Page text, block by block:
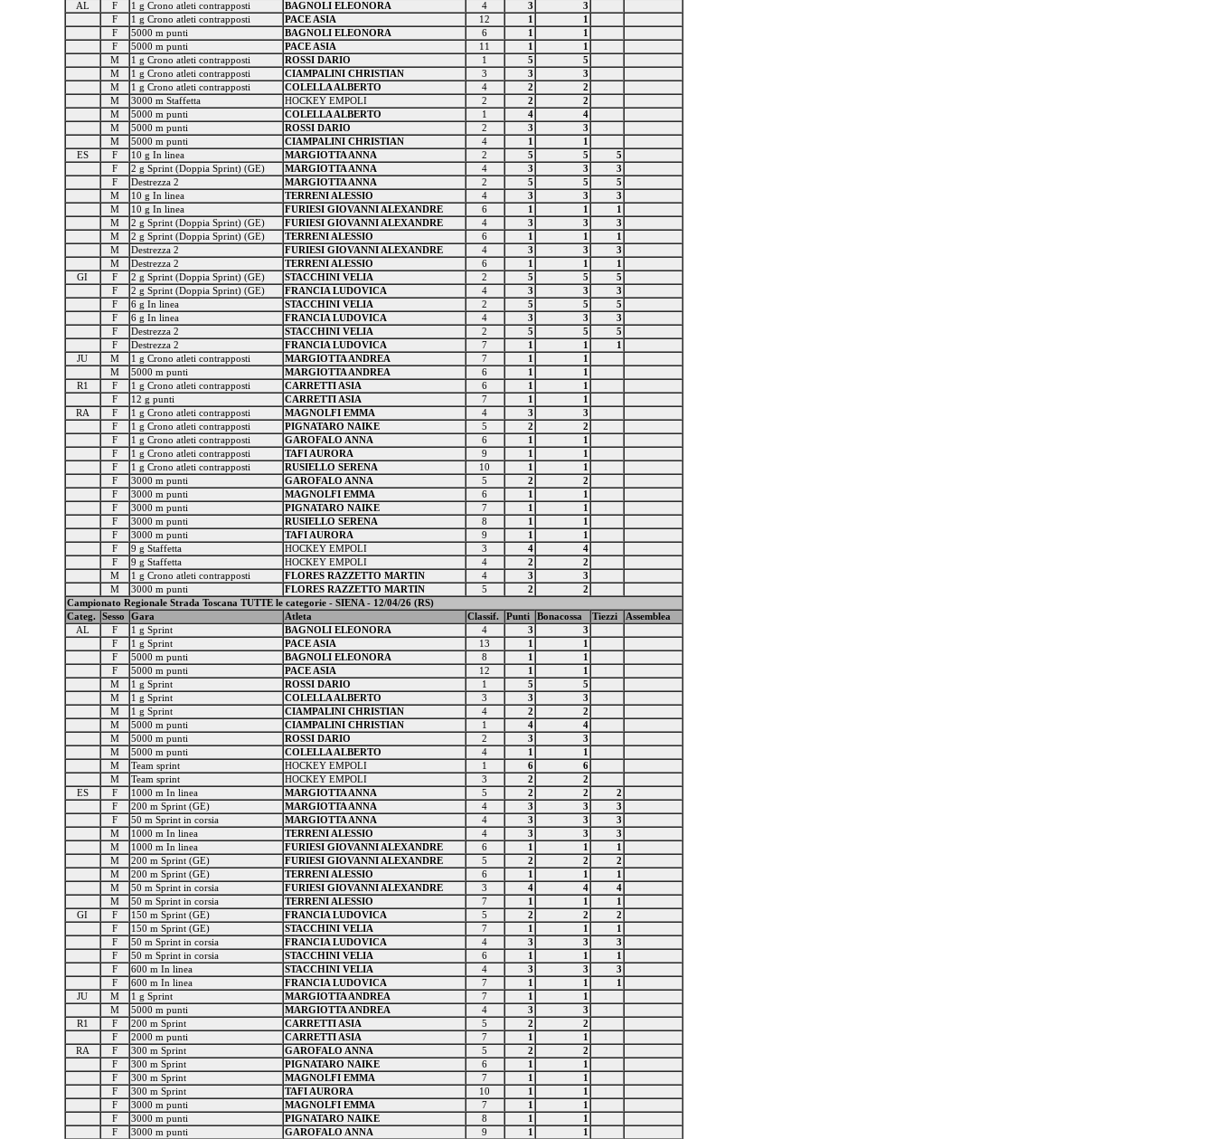
AL
F 1 g Crono atleti contrapposti BAGNOLI ELEONORA 4 3
3
F
1 g Crono atleti contrapposti PACE ASIA 12 1
1
F
5000 m punti BAGNOLI ELEONORA 6 1
1
F
5000 m punti PACE ASIA 11 1
1
M
1 g Crono atleti contrapposti ROSSI DARIO 1 5
5
M
1 g Crono atleti contrapposti CIAMPALINI CHRISTIAN 3 3
3
M
1 g Crono atleti contrapposti COLELLA ALBERTO 4 2
2
M
3000 m Staffetta HOCKEY EMPOLI 2 2
2
M
5000 m punti COLELLA ALBERTO 1 4
4
M
5000 m punti ROSSI DARIO 2 3
3
M
5000 m punti CIAMPALINI CHRISTIAN 4 1
1
ES
F 10 g In linea MARGIOTTA ANNA 2 5 5
5
F
2 g Sprint (Doppia Sprint) (GE) MARGIOTTA ANNA 4 3 3
3
F
Destrezza 2 MARGIOTTA ANNA 2 5 5
5
M
10 g In linea TERRENI ALESSIO 4 3 3
3
M
10 g In linea FURIESI GIOVANNI ALEXANDRE 6 1 1
1
M
2 g Sprint (Doppia Sprint) (GE) FURIESI GIOVANNI ALEXANDRE 4 3 3
3
M
2 g Sprint (Doppia Sprint) (GE) TERRENI ALESSIO 6 1 1
1
M
Destrezza 2 FURIESI GIOVANNI ALEXANDRE 4 3 3
3
M
Destrezza 2 TERRENI ALESSIO 6 1 1
1
GI
F 2 g Sprint (Doppia Sprint) (GE) STACCHINI VELIA 2 5 5
5
F
2 g Sprint (Doppia Sprint) (GE) FRANCIA LUDOVICA 4 3 3
3
F
6 g In linea STACCHINI VELIA 2 5 5
5
F
6 g In linea FRANCIA LUDOVICA 4 3 3
3
F
Destrezza 2 STACCHINI VELIA 2 5 5
5
F
Destrezza 2 FRANCIA LUDOVICA 7 1 1
1
JU
M 1 g Crono atleti contrapposti MARGIOTTA ANDREA 7 1
1
M
5000 m punti MARGIOTTA ANDREA 6 1
1
R1
F 1 g Crono atleti contrapposti CARRETTI ASIA 6 1
1
F
12 g punti CARRETTI ASIA 7 1
1
RA
F 1 g Crono atleti contrapposti MAGNOLFI EMMA 4 3
3
F
1 g Crono atleti contrapposti PIGNATARO NAIKE 5 2
2
F
1 g Crono atleti contrapposti GAROFALO ANNA 6 1
1
F
1 g Crono atleti contrapposti TAFI AURORA 9 1
1
F
1 g Crono atleti contrapposti RUSIELLO SERENA 10 1
1
F
3000 m punti GAROFALO ANNA 5 2
2
F
3000 m punti MAGNOLFI EMMA 6 1
1
F
3000 m punti PIGNATARO NAIKE 7 1
1
F
3000 m punti RUSIELLO SERENA 8 1
1
F
3000 m punti TAFI AURORA 9 1
1
F
9 g Staffetta HOCKEY EMPOLI 3 4
4
F
9 g Staffetta HOCKEY EMPOLI 4 2
2
M
1 g Crono atleti contrapposti FLORES RAZZETTO MARTIN 4 3
3
M
3000 m punti FLORES RAZZETTO MARTIN 5 2
2
Campionato Regionale Strada Toscana TUTTE le categorie - SIENA - 12/04/26 (RS)
Categ.
Sesso Gara Atleta Classif. Punti Bonacossa Tiezzi
Assemblea
AL
F 1 g Sprint BAGNOLI ELEONORA 4 3
3
F
1 g Sprint PACE ASIA 13 1
1
F
5000 m punti BAGNOLI ELEONORA 8 1
1
F
5000 m punti PACE ASIA 12 1
1
M
1 g Sprint ROSSI DARIO 1 5
5
M
1 g Sprint COLELLA ALBERTO 3 3
3
M
1 g Sprint CIAMPALINI CHRISTIAN 4 2
2
M
5000 m punti CIAMPALINI CHRISTIAN 1 4
4
M
5000 m punti ROSSI DARIO 2 3
3
M
5000 m punti COLELLA ALBERTO 4 1
1
M
Team sprint HOCKEY EMPOLI 1 6
6
M
Team sprint HOCKEY EMPOLI 3 2
2
ES
F 1000 m In linea MARGIOTTA ANNA 5 2 2
2
F
200 m Sprint (GE) MARGIOTTA ANNA 4 3 3
3
F
50 m Sprint in corsia MARGIOTTA ANNA 4 3 3
3
M
1000 m In linea TERRENI ALESSIO 4 3 3
3
M
1000 m In linea FURIESI GIOVANNI ALEXANDRE 6 1 1
1
M
200 m Sprint (GE) FURIESI GIOVANNI ALEXANDRE 5 2 2
2
M
200 m Sprint (GE) TERRENI ALESSIO 6 1 1
1
M
50 m Sprint in corsia FURIESI GIOVANNI ALEXANDRE 3 4 4
4
M
50 m Sprint in corsia TERRENI ALESSIO 7 1 1
1
GI
F 150 m Sprint (GE) FRANCIA LUDOVICA 5 2 2
2
F
150 m Sprint (GE) STACCHINI VELIA 7 1 1
1
F
50 m Sprint in corsia FRANCIA LUDOVICA 4 3 3
3
F
50 m Sprint in corsia STACCHINI VELIA 6 1 1
1
F
600 m In linea STACCHINI VELIA 4 3 3
3
F
600 m In linea FRANCIA LUDOVICA 7 1 1
1
JU
M 1 g Sprint MARGIOTTA ANDREA 7 1
1
M
5000 m punti MARGIOTTA ANDREA 4 3
3
R1
F 200 m Sprint CARRETTI ASIA 5 2
2
F
2000 m punti CARRETTI ASIA 7 1
1
RA
F 300 m Sprint GAROFALO ANNA 5 2
2
F
300 m Sprint PIGNATARO NAIKE 6 1
1
F
300 m Sprint MAGNOLFI EMMA 7 1
1
F
300 m Sprint TAFI AURORA 10 1
1
F
3000 m punti MAGNOLFI EMMA 7 1
1
F
3000 m punti PIGNATARO NAIKE 8 1
1
F
3000 m punti GAROFALO ANNA 9 1 1